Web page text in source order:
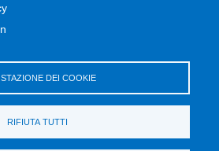
DEI COOKIE
RIFIUTA TUTTI